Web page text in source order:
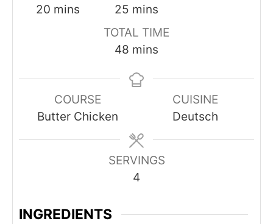
20 minutes
mins
25 minutes
mins
TOTAL TIME
48 minutes
mins
COURSE
Butter Chicken
CUISINE
Deutsch
SERVINGS
4
INGREDIENTS